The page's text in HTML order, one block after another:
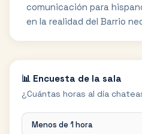
comunicación para
en la realidad del Barrio
📊 Encuesta de la sala
¿Cuántas horas al día
Menos de 1 hora